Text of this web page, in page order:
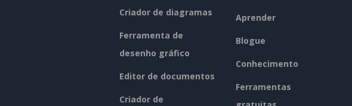
Criador de diagramas
Ferramenta de
desenho gráfico
Editor de documentos
Criador de
Aprender
Blogue
Conhecimento
Ferramentas